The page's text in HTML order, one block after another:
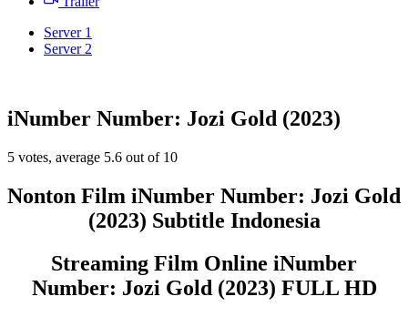
Server 1
Server 2
iNumber Number: Jozi Gold (2023)
5 votes, average 5.6 out of 10
Nonton Film iNumber Number: Jozi Gold
(2023) Subtitle Indonesia
Streaming Film Online iNumber
Number: Jozi Gold (2023) FULL HD